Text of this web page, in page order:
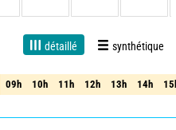
détaillé synthétique
Fiabilité 90%
09h 10h 11h 12h 13h 14h
09h 10h 11h 12h 13h 14h